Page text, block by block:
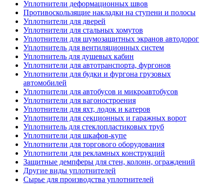
Уплотнители деформационных швов
Противоскользящие накладки на ступени и полосы
Уплотнители для дверей
Уплотнители для стальных хомутов
Уплотнители для шумозащитных экранов автодорог
Уплотнитель для вентиляционных систем
Уплотнитель для душевых кабин
Уплотнители для автотранспорта, фургонов
Уплотнители для будки и фургона грузовых
автомобилей
Уплотнители для автобусов и микроавтобусов
Уплотнители для вагоностроения
Уплотнители для яхт, лодок и катеров
Уплотнители для секционных и гаражных ворот
Уплотнитель для стеклопластиковых труб
Уплотнители для шкафов-купе
Уплотнители для торгового оборудования
Уплотнители для рекламных конструкций
Защитные демпферы для стен, колонн, ограждений
Другие виды уплотнителей
Сырье для производства уплотнителей